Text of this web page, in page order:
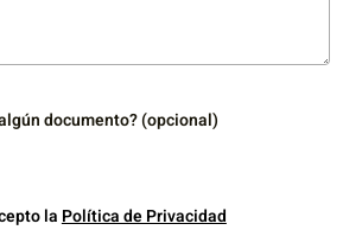
documento? (opcional)
la Política de Privacidad